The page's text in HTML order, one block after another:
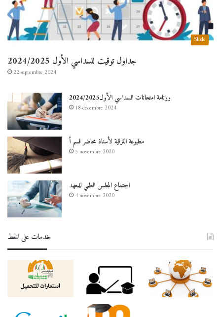
Slide
جداول توقيت للسداسي الأول 2024/2025
22 septembre 2024
رزنامة امتحانات السداسي الأول2024/2025
18 décembre 2024
مطبوعة الترقية لأستاذ محاضر قسم أ
5 novembre 2020
اجتماع المجلس العلمي للمعهد
4 novembre 2020
خدمات على الخط